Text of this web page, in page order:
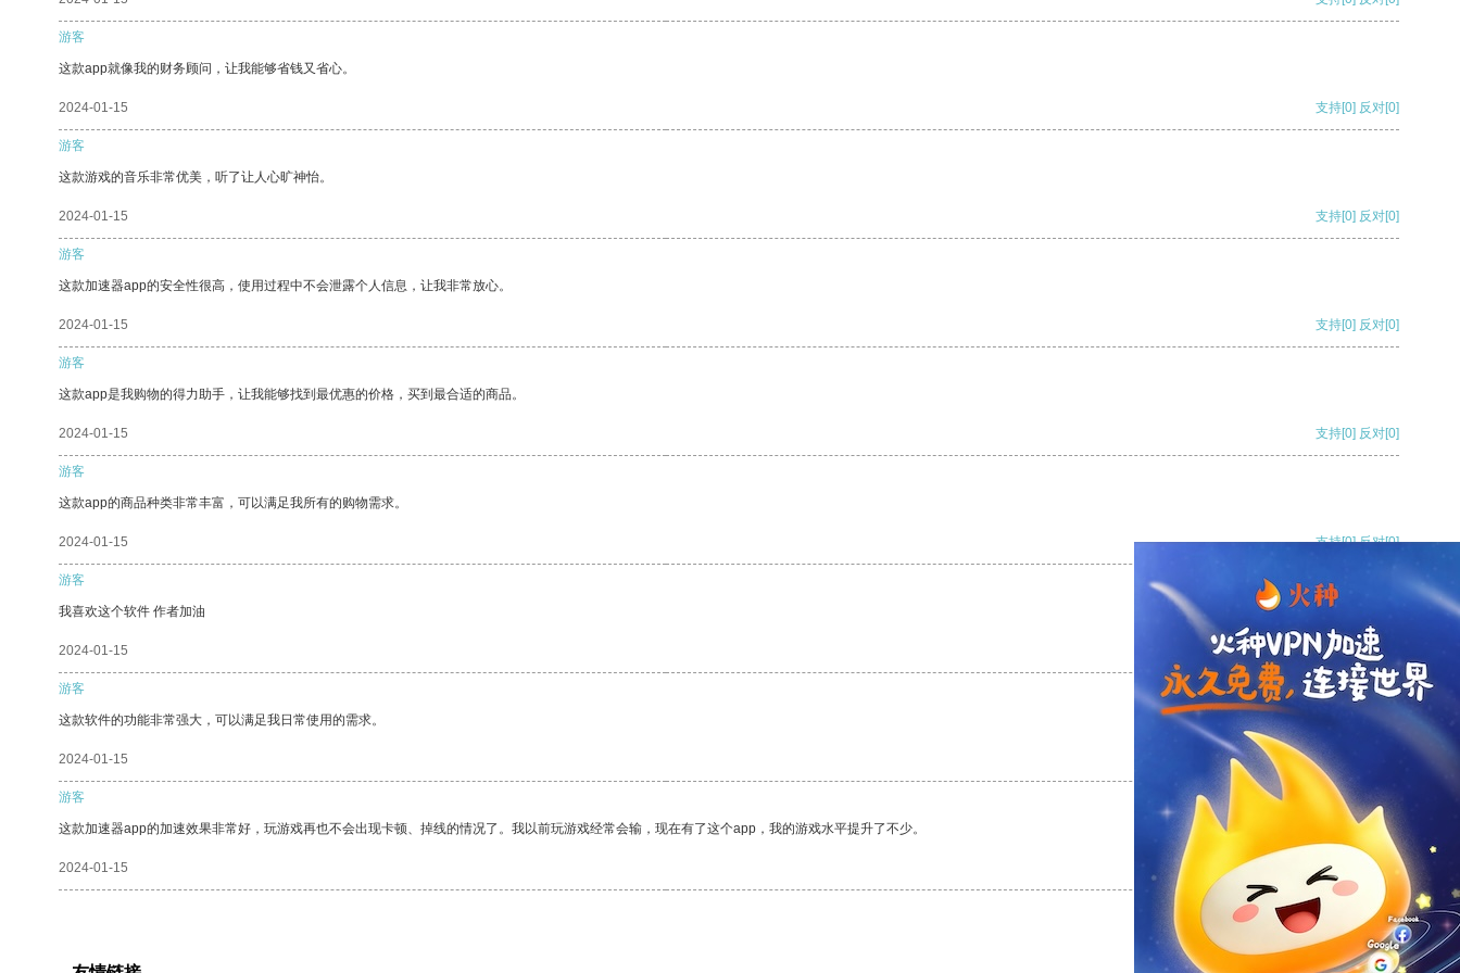
游客
这款app就像我的财务顾问，让我能够省钱又省心。
2024-01-15 支持[0] 反对[0]
游客
这款游戏的音乐非常优美，听了让人心旷神怡。
2024-01-15 支持[0] 反对[0]
游客
这款加速器app的安全性很高，使用过程中不会泄露个人信息，让我非常放心。
2024-01-15 支持[0] 反对[0]
游客
这款app是我购物的得力助手，让我能够找到最优惠的价格，买到最合适的商品。
2024-01-15 支持[0] 反对[0]
游客
这款app的商品种类非常丰富，可以满足我所有的购物需求。
2024-01-15 支持[0] 反对[0]
游客
我喜欢这个软件 作者加油
2024-01-15 支持[0] 反对
游客
这款软件的功能非常强大，可以满足我日常使用的需求。
2024-01-15 支持
游客
这款加速器app的加速效果非常好，玩游戏再也不会出现卡顿、掉线的情况了。我以前玩游戏经常会输，现在有了这个app，我的游戏水平提升了不少。
2024-01-15 支持 反对 [0]